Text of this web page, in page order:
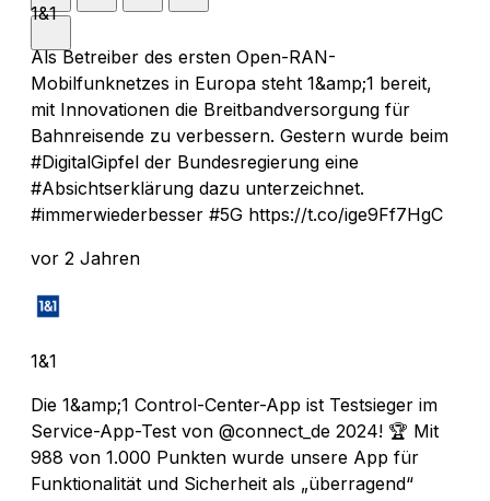
1&1
Als Betreiber des ersten Open-RAN-
Mobilfunknetzes in Europa steht 1&amp;1 bereit,
mit Innovationen die Breitbandversorgung für
Bahnreisende zu verbessern. Gestern wurde beim
#DigitalGipfel der Bundesregierung eine
#Absichtserklärung dazu unterzeichnet.
#immerwiederbesser #5G https://t.co/ige9Ff7HgC
vor 2 Jahren
1&1
Die 1&amp;1 Control-Center-App ist Testsieger im
Service-App-Test von @connect_de 2024! 🏆 Mit
988 von 1.000 Punkten wurde unsere App für
Funktionalität und Sicherheit als „überragend“